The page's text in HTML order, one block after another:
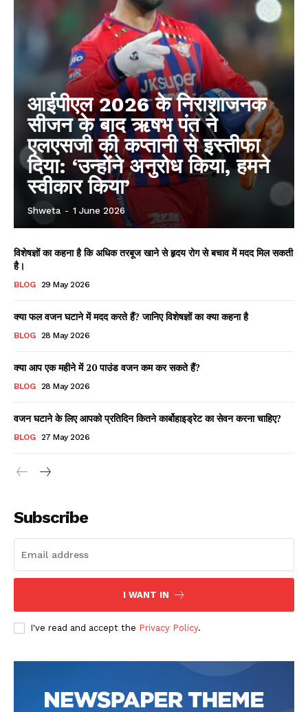
आईपीएल 2026 के निराशाजनक
सीजन के बाद ऋषभ पंत ने
एलएसजी की कप्तानी से इस्तीफा
दिया: ‘उन्होंने अनुरोध किया, हमने
स्वीकार किया’
Shweta - 1 June 2026
विशेषज्ञों का कहना है कि अधिक तरबूज खाने से हृदय रोग से बचाव में मदद मिल सकती
है।
BLOG 29 May 2026
क्या फल वजन घटाने में मदद करते हैं? जानिए विशेषज्ञों का क्या कहना है
BLOG 28 May 2026
क्या आप एक महीने में 20 पाउंड वजन कम कर सकते हैं?
BLOG 28 May 2026
वजन घटाने के लिए आपको प्रतिदिन कितने कार्बोहाइड्रेट का सेवन करना चाहिए?
BLOG 27 May 2026
Subscribe
I WANT IN
I've read and accept the Privacy Policy.